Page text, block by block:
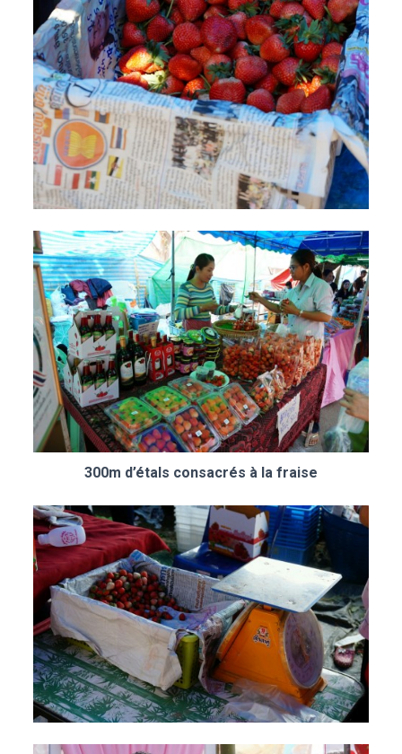
300m d’étals consacrés à la fraise